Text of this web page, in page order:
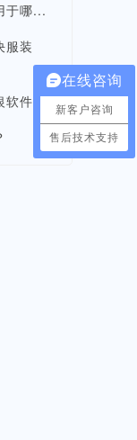
于哪...
服装
软件...
在线咨询
新客户咨询
售后技术支持